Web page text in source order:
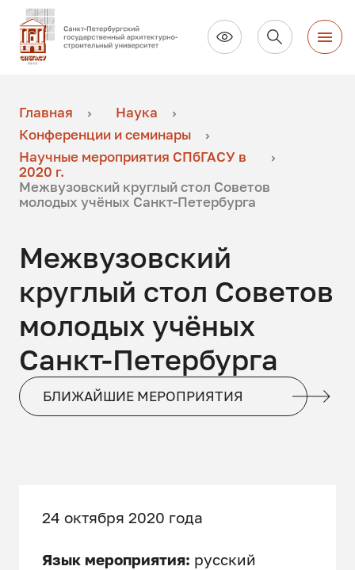
Главная
Наука
Конференции и семинары
Научные мероприятия СПбГАСУ в
2020 г.
Межвузовский круглый стол Советов
молодых учёных Санкт-Петербурга
Межвузовский
круглый стол Советов
молодых учёных
Санкт-Петербурга
БЛИЖАЙШИЕ МЕРОПРИЯТИЯ
24 октября 2020 года
Язык мероприятия: русский